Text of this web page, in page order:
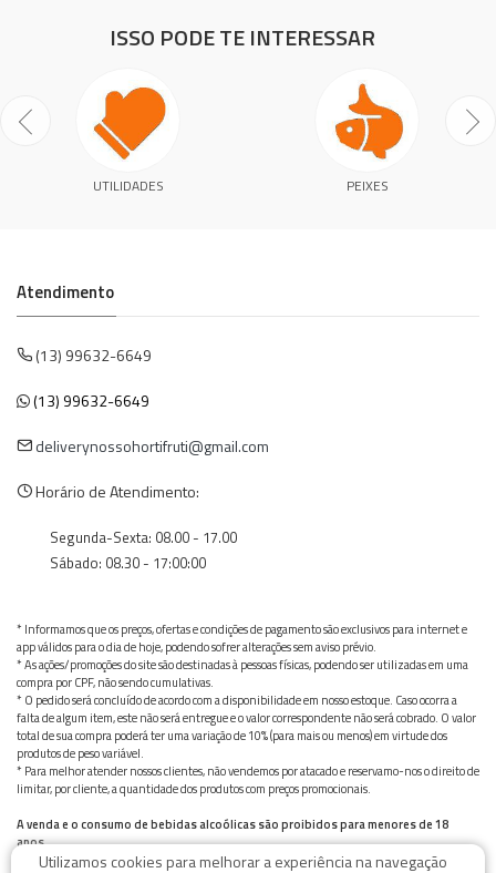
ISSO PODE TE INTERESSAR
UTILIDADES PEIXES
Atendimento
(13) 99632-6649
(13) 99632-6649
deliverynossohortifruti@gmail.com
Horário de Atendimento:
Segunda-Sexta: 08.00 - 17.00
Sábado: 08.30 - 17:00:00
* Informamos que os preços, ofertas e condições de pagamento são exclusivos para internet e
app válidos para o dia de hoje, podendo sofrer alterações sem aviso prévio.
* As ações/promoções do site são destinadas à pessoas físicas, podendo ser utilizadas em uma
compra por CPF, não sendo cumulativas.
* O pedido será concluído de acordo com a disponibilidade em nosso estoque. Caso ocorra a
falta de algum item, este não será entregue e o valor correspondente não será cobrado. O valor
total de sua compra poderá ter uma variação de 10% (para mais ou menos) em virtude dos
produtos de peso variável.
* Para melhor atender nossos clientes, não vendemos por atacado e reservamo-nos o direito de
limitar, por cliente, a quantidade dos produtos com preços promocionais.
A venda e o consumo de bebidas alcoólicas são proibidos para menores de 18
anos.
Bebida alcoólica pode causar dependência química e, em excesso, provoca graves males à saúde.
Utilizamos cookies para melhorar a experiência na navegação